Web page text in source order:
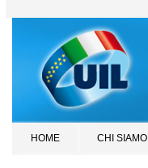
HOME CHI SIAMO